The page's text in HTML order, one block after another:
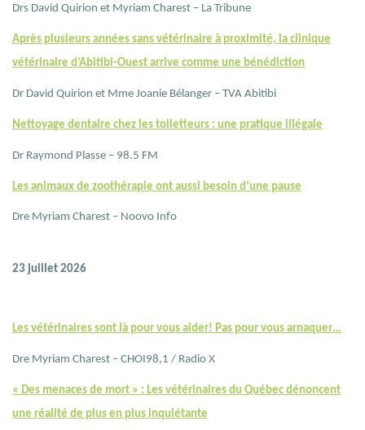
Drs David Quirion et Myriam Charest – La Tribune
Après plusieurs années sans vétérinaire à proximité, la clinique
vétérinaire d’Abitibi-Ouest arrive comme une bénédiction
Dr David Quirion et Mme Joanie Bélanger – TVA Abitibi
Nettoyage dentaire chez les toiletteurs : une pratique illégale
Dr Raymond Plasse – 98.5 FM
Les animaux de zoothérapie ont aussi besoin d’une pause
Dre Myriam Charest – Noovo Info
23 juillet 2026
Les vétérinaires sont là pour vous aider! Pas pour vous arnaquer…
Dre Myriam Charest – CHOI98,1 / Radio X
« Des menaces de mort » : Les vétérinaires du Québec dénoncent
une réalité de plus en plus inquiétante